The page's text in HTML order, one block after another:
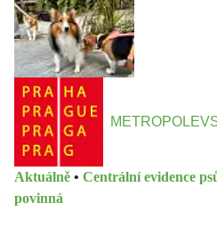
Aktuálně • Centrální evidence
povinná